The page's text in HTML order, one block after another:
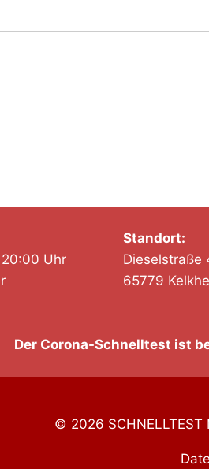
Uhr
Standort:
Dieselstraße
65779
Der Corona-Schnelltest ist
© 2026